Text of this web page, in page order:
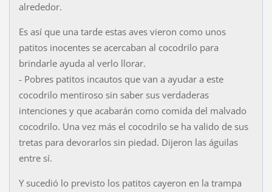
alrededor.
Es así que una tarde estas aves vieron como unos
patitos inocentes se acercaban al cocodrilo para
brindarle ayuda al verlo llorar.
- Pobres patitos incautos que van a ayudar a este
cocodrilo mentiroso sin saber sus verdaderas
intenciones y que acabarán como comida del malvado
cocodrilo. Una vez más el cocodrilo se ha valido de sus
tretas para devorarlos sin piedad. Dijeron las águilas
entre sí.
Y sucedió lo previsto los patitos cayeron en la trampa